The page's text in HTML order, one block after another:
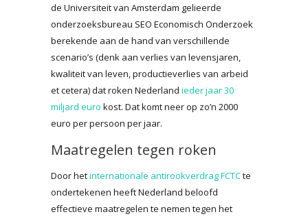
de Universiteit van Amsterdam gelieerde
onderzoeksbureau SEO Economisch Onderzoek
berekende aan de hand van verschillende
scenario’s (denk aan verlies van levensjaren,
kwaliteit van leven, productieverlies van arbeid
et cetera) dat roken Nederland ieder jaar 30
miljard euro kost. Dat komt neer op zo’n 2000
euro per persoon per jaar.
Maatregelen tegen roken
Door hetinternationale antirookverdrag FCTCte
ondertekenen heeft Nederland beloofd
effectieve maatregelen te nemen tegen het